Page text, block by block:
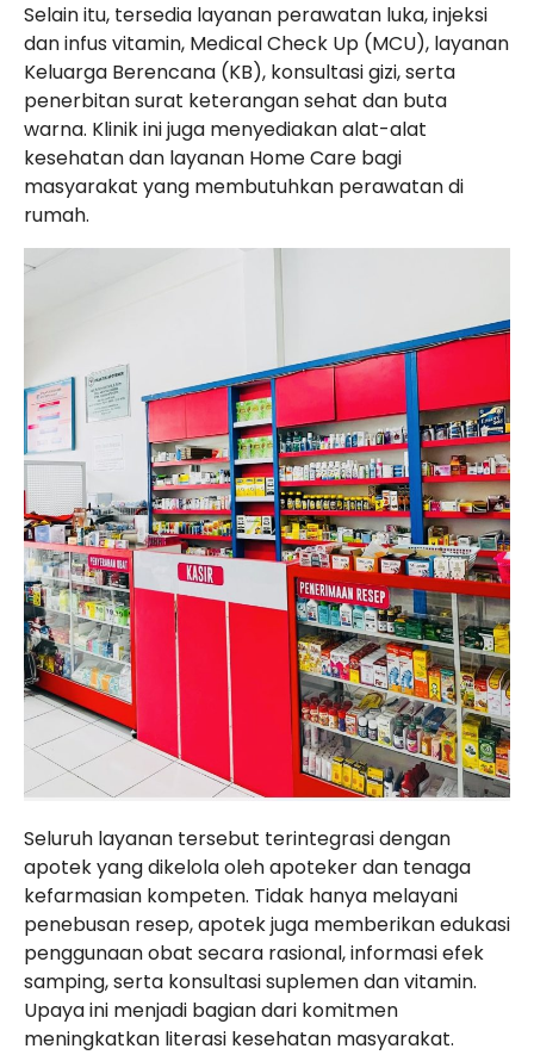
Selain itu, tersedia layanan perawatan luka, injeksi
dan infus vitamin, Medical Check Up (MCU), layanan
Keluarga Berencana (KB), konsultasi gizi, serta
penerbitan surat keterangan sehat dan buta
warna. Klinik ini juga menyediakan alat-alat
kesehatan dan layanan Home Care bagi
masyarakat yang membutuhkan perawatan di
rumah.
Seluruh layanan tersebut terintegrasi dengan
apotek yang dikelola oleh apoteker dan tenaga
kefarmasian kompeten. Tidak hanya melayani
penebusan resep, apotek juga memberikan edukasi
penggunaan obat secara rasional, informasi efek
samping, serta konsultasi suplemen dan vitamin.
Upaya ini menjadi bagian dari komitmen
meningkatkan literasi kesehatan masyarakat.